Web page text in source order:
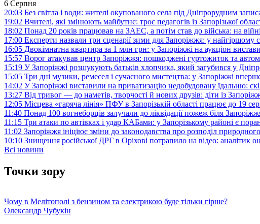
6 Серпня
20:03 Без світла і води: жителі окупованого села під Дніпрорудним
19:02 Вчителі, які змінюють майбутнє: троє педагогів із Запорізької
18:02 Понад 20 років працював на ЗАЕС, а потім став до війська: на війні
17:00 Експерти назвали три сценарії зими для Запоріжжя: у найгіршому
16:05 Двокімнатна квартира за 1 млн грн: у Запоріжжі на аукціон
15:57 Ворог атакував центр Запоріжжя: пошкоджені гуртожиток та
15:19 У Запоріжжі розшукують батьків хлопчика, який загубився у
15:05 Три дні музики, ремесел і сучасного мистецтва: у Запоріжжі
14:02 У Запоріжжі виставили на приватизацію недобудовану їдальню:
13:27 Від тривог — до наметів, творчості й нових друзів: діти із
12:05 Місцева «гаряча лінія» ПФУ в Запорізькій області працює до 19
11:40 Понад 100 вогнеборців залучали до ліквідації пожеж біля
11:15 Три атаки по автівках і удар КАБами: у Запорізькому районі є
11:02 Запоріжжя ініціює зміни до законодавства про розподіл
10:10 Знищення російської ДРГ в Оріхові потрапило на відео: аналітик
Всі новини
Точки зору
Чому в Мелітополі з бензином та електрикою буде тільки гірше?
Олександр Чубукін